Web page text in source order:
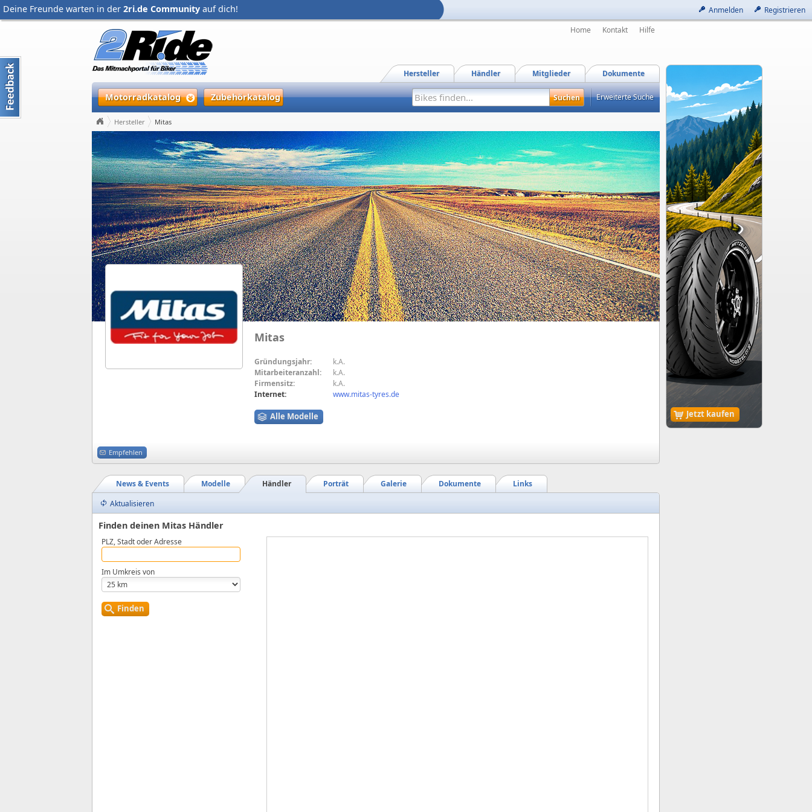
Anmelden Registrieren
Deine Freunde warten in der 2ri.de Community auf dich!
Jetzt kaufen
Home Kontakt Hilfe
Dokumente
Mitglieder
Händler
Hersteller
Motorradkatalog Zubehörkatalog Erweiterte Suche
Hersteller Mitas
Mitas
Gründungsjahr:
k.A.
Mitarbeiteranzahl:
k.A.
Firmensitz:
k.A.
Internet:
www.mitas-tyres.de
Alle Modelle
Empfehlen
Links
Dokumente
Galerie
Porträt
Händler
Modelle
News & Events
Aktualisieren
Finden deinen Mitas Händler
PLZ, Stadt oder Adresse
Im Umkreis von
Finden